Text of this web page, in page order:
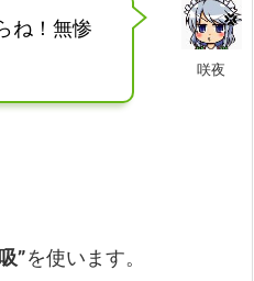
咲夜
ね！無惨
”を使います。